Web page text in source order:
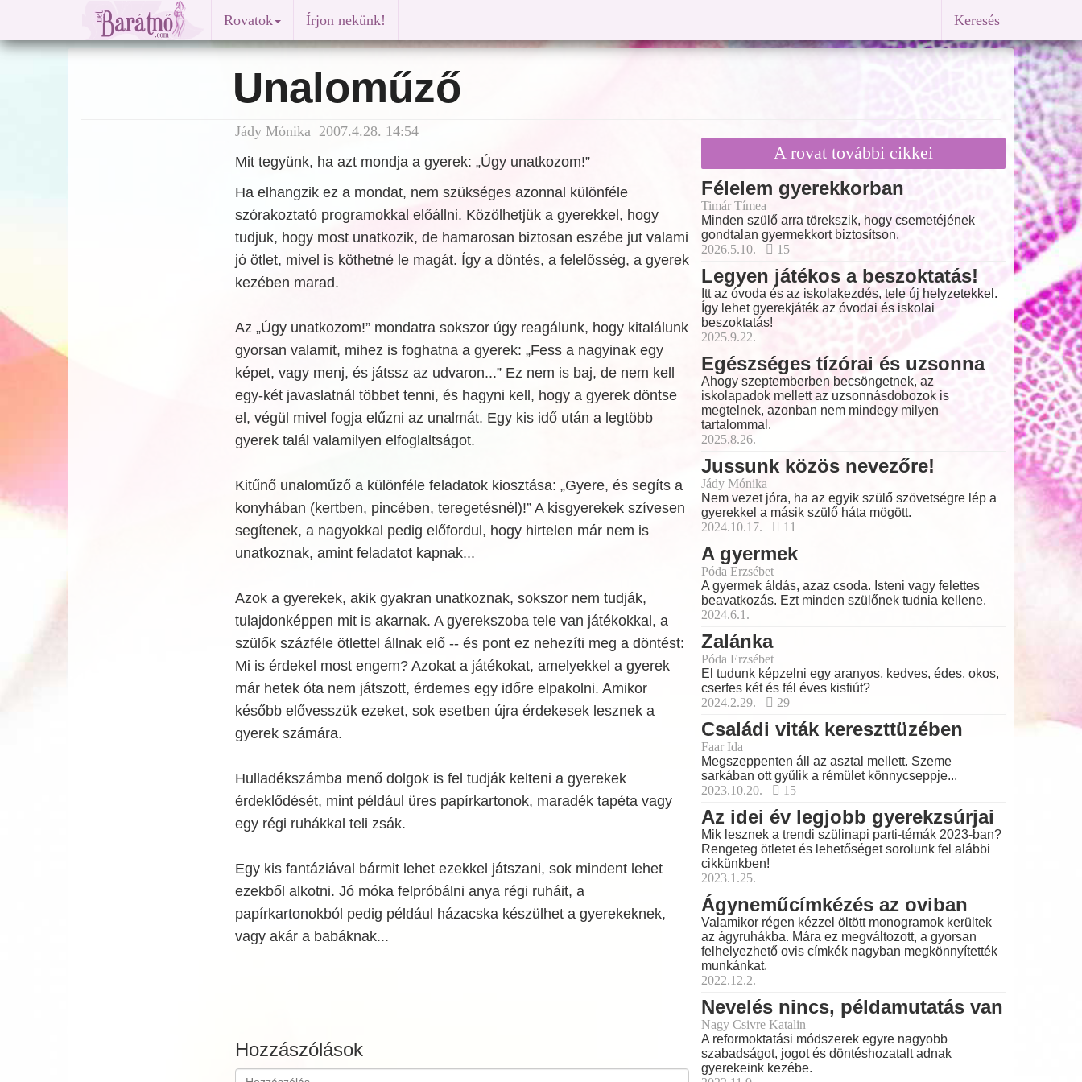
Rovatok Írjon nekünk! Keresés
Unaloműző
Jády Mónika 2007.4.28. 14:54
Mit tegyünk, ha azt mondja a gyerek: „Úgy unatkozom!”
Ha elhangzik ez a mondat, nem szükséges azonnal különféle
szórakoztató programokkal előállni. Közölhetjük a gyerekkel, hogy
tudjuk, hogy most unatkozik, de hamarosan biztosan eszébe jut valami
jó ötlet, mivel is köthetné le magát. Így a döntés, a felelősség, a gyerek
kezében marad.
Az „Úgy unatkozom!” mondatra sokszor úgy reagálunk, hogy kitalálunk
gyorsan valamit, mihez is foghatna a gyerek: „Fess a nagyinak egy
képet, vagy menj, és játssz az udvaron...” Ez nem is baj, de nem kell
egy-két javaslatnál többet tenni, és hagyni kell, hogy a gyerek döntse
el, végül mivel fogja elűzni az unalmát. Egy kis idő után a legtöbb
gyerek talál valamilyen elfoglaltságot.
Kitűnő unaloműző a különféle feladatok kiosztása: „Gyere, és segíts a
konyhában (kertben, pincében, teregetésnél)!” A kisgyerekek szívesen
segítenek, a nagyokkal pedig előfordul, hogy hirtelen már nem is
unatkoznak, amint feladatot kapnak...
Azok a gyerekek, akik gyakran unatkoznak, sokszor nem tudják,
tulajdonképpen mit is akarnak. A gyerekszoba tele van játékokkal, a
szülők százféle ötlettel állnak elő -- és pont ez nehezíti meg a döntést:
Mi is érdekel most engem? Azokat a játékokat, amelyekkel a gyerek
már hetek óta nem játszott, érdemes egy időre elpakolni. Amikor
később elővesszük ezeket, sok esetben újra érdekesek lesznek a
gyerek számára.
Hulladékszámba menő dolgok is fel tudják kelteni a gyerekek
érdeklődését, mint például üres papírkartonok, maradék tapéta vagy
egy régi ruhákkal teli zsák.
Egy kis fantáziával bármit lehet ezekkel játszani, sok mindent lehet
ezekből alkotni. Jó móka felpróbálni anya régi ruháit, a
papírkartonokból pedig például házacska készülhet a gyerekeknek,
vagy akár a babáknak...
Hozzászólások
A rovat további cikkei
Félelem gyerekkorban
Timár Tímea
Minden szülő arra törekszik, hogy csemetéjének
gondtalan gyermekkort biztosítson.
2026.5.10.
15
Legyen játékos a beszoktatás!
Itt az óvoda és az iskolakezdés, tele új helyzetekkel.
Így lehet gyerekjáték az óvodai és iskolai
beszoktatás!
2025.9.22.
Egészséges tízórai és uzsonna
Ahogy szeptemberben becsöngetnek, az
iskolapadok mellett az uzsonnásdobozok is
megtelnek, azonban nem mindegy milyen
tartalommal.
2025.8.26.
Jussunk közös nevezőre!
Jády Mónika
Nem vezet jóra, ha az egyik szülő szövetségre lép a
gyerekkel a másik szülő háta mögött.
2024.10.17.
11
A gyermek
Póda Erzsébet
A gyermek áldás, azaz csoda. Isteni vagy felettes
beavatkozás. Ezt minden szülőnek tudnia kellene.
2024.6.1.
Zalánka
Póda Erzsébet
El tudunk képzelni egy aranyos, kedves, édes, okos,
cserfes két és fél éves kisfiút?
2024.2.29.
29
Családi viták kereszttüzében
Faar Ida
Megszeppenten áll az asztal mellett. Szeme
sarkában ott gyűlik a rémület könnycseppje...
2023.10.20.
15
Az idei év legjobb gyerekzsúrjai
Mik lesznek a trendi szülinapi parti-témák 2023-ban?
Rengeteg ötletet és lehetőséget sorolunk fel alábbi
cikkünkben!
2023.1.25.
Ágyneműcímkézés az oviban
Valamikor régen kézzel öltött monogramok kerültek
az ágyruhákba. Mára ez megváltozott, a gyorsan
felhelyezhető ovis címkék nagyban megkönnyítették
munkánkat.
2022.12.2.
Nevelés nincs, példamutatás van
Nagy Csivre Katalin
A reformoktatási módszerek egyre nagyobb
szabadságot, jogot és döntéshozatalt adnak
gyerekeink kezébe.